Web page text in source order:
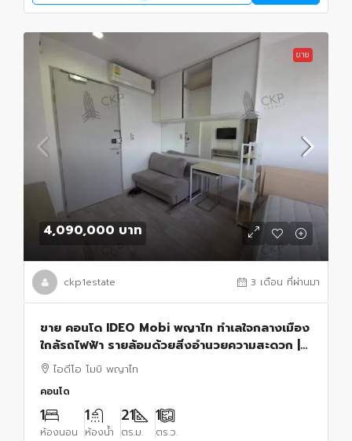
ขาย
4,090,000 บาท
ckp1estate 3 เดือน ที่ผ่านมา
ขาย คอนโด IDEO Mobi พญาไท ทำเลใจกลางเมือง
ใกล้รถไฟฟ้า รายล้อมด้วยสิ่งอำนวยความสะดวก |
รหัส 93355
ไอดีโอ โมบิ พญาไท
คอนโด
1
ห้องนอน
1
ห้องน้ำ
21
ตร.ม.
1
ตร.ว.